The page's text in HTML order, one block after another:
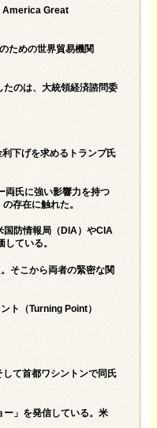
America Great
ための世界貿易機関
たのは、大統領経済諮問委
下げを求めるトランプ氏
両氏に強い影響力を持つ
存在に触れた。
防情報局（DIA）やCIA
ている。
そこから両者の緊密な関
ト（Turning Point）
て首都ワシントンで同氏
ー」を発信している。米